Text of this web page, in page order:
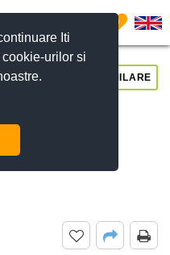
Iti
urilor si
0
SIMILARE